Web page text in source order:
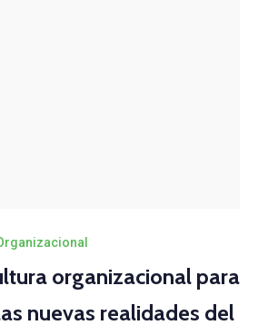
organizacional para
nuevas realidades del